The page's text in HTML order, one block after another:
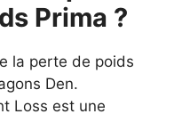
Prima ?
la perte de poids
Den.
Loss est une